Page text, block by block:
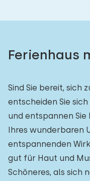
Ferienhaus
Sind Sie bereit, sich
entscheiden Sie
und entspannen
Ihres wunderbaren
entspannenden
gut für Haut und
Schöneres, als sich